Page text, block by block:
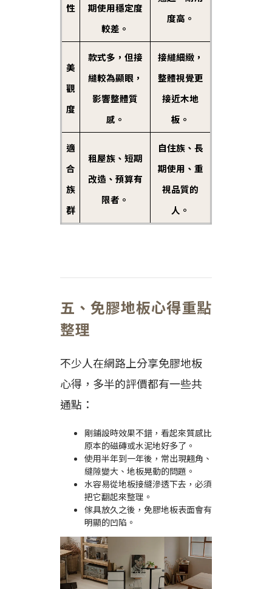
性
期使用穩定度
較差。
度高。
美
觀
度
款式多，但接
縫較為顯眼，
影響整體質
感。
接縫細緻，
整體視覺更
接近木地
板。
適
合
族
群
租屋族、短期
改造、預算有
限者。
自住族、長
期使用、重
視品質的
人。
五、免膠地板心得重點
整理
不少人在網路上分享免膠地板
心得，多半的評價都有一些共
通點：
剛鋪設時效果不錯，看起來質感比
原本的磁磚或水泥地好多了。
使用半年到一年後，常出現翹角、
縫隙變大、地板晃動的問題。
水容易從地板接縫滲透下去，必須
把它翻起來整理。
傢具放久之後，免膠地板表面會有
明顯的凹陷。